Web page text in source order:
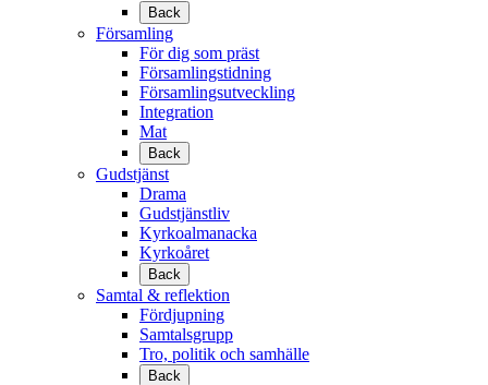
Back
Församling
För dig som präst
Församlingstidning
Församlingsutveckling
Integration
Mat
Back
Gudstjänst
Drama
Gudstjänstliv
Kyrkoalmanacka
Kyrkoåret
Back
Samtal & reflektion
Fördjupning
Samtalsgrupp
Tro, politik och samhälle
Back